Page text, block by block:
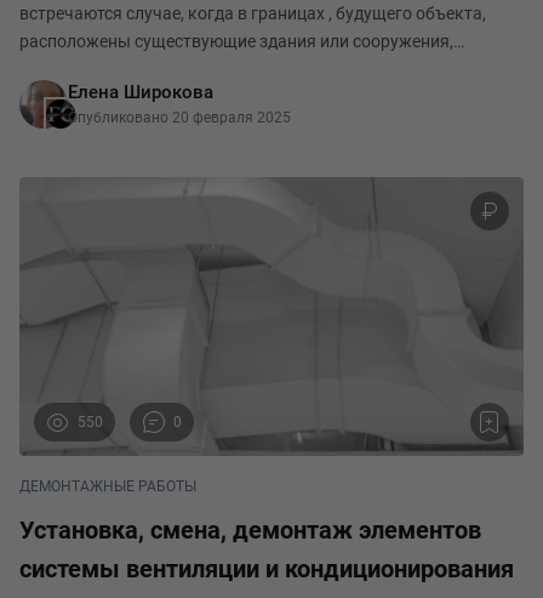
встречаются случае, когда в границах , будущего объекта,
расположены существующие здания или сооружения,
причин. В таком случае разрабатываются п
Елена Широкова
Опубликовано 20 февраля 2025
550 0
ДЕМОНТАЖНЫЕ РАБОТЫ
Установка, смена, демонтаж элементов
системы вентиляции и кондиционирования